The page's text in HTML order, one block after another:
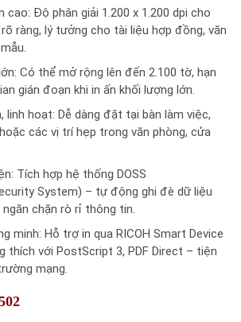
cao: Độ phân giải 1.200 x 1.200 dpi cho
ràng, lý tưởng cho tài liệu hợp đồng, văn
Có thể mở rộng lên đến 2.100 tờ, hạn
gián đoạn khi in ấn khối lượng lớn.
linh hoạt: Dễ dàng đặt tại bàn làm việc,
các vị trí hẹp trong văn phòng, cửa
Tích hợp hệ thống DOSS
System) – tự động ghi đè dữ liệu
ngăn chặn rò rỉ thông tin.
minh: Hỗ trợ in qua RICOH Smart Device
thích với PostScript 3, PDF Direct – tiện
mạng.